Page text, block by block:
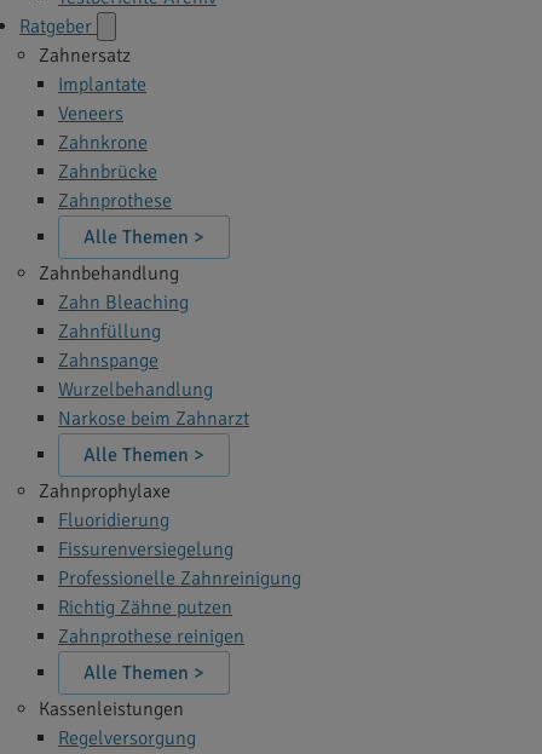
Ratgeber
Zahnersatz
Implantate
Veneers
Zahnkrone
Zahnbrücke
Zahnprothese
Alle Themen >
Zahnbehandlung
Zahn Bleaching
Zahnfüllung
Zahnspange
Wurzelbehandlung
Narkose beim Zahnarzt
Alle Themen >
Zahnprophylaxe
Fluoridierung
Fissurenversiegelung
Professionelle Zahnreinigung
Richtig Zähne putzen
Zahnprothese reinigen
Alle Themen >
Kassenleistungen
Regelversorgung